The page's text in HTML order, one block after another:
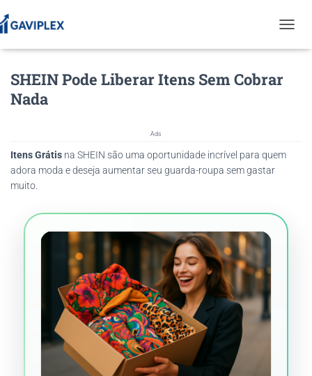
O
N
SHEIN Pode Liberar Itens Sem Cobrar
Nada
Ads
Itens Grátis na SHEIN são uma oportunidade incrível para quem
adora moda e deseja aumentar seu guarda-roupa sem gastar
muito.